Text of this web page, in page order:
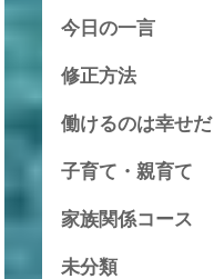
今日の一言
修正方法
働けるのは幸せだ
子育て・親育て
家族関係コース
未分類